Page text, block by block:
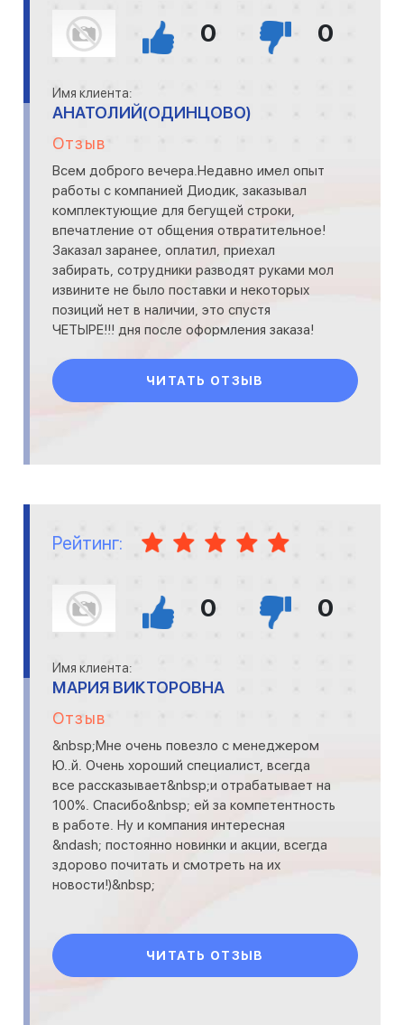
0 0
Имя клиента:
АНАТОЛИЙ(ОДИНЦОВО)
Отзыв
Всем доброго вечера.Недавно имел опыт
работы с компанией Диодик, заказывал
комплектующие для бегущей строки,
впечатление от общения отвратительное!
Заказал заранее, оплатил, приехал
забирать, сотрудники разводят руками мол
извините не было поставки и некоторых
позиций нет в наличии, это спустя
ЧЕТЫРЕ!!! дня после оформления заказа!
ЧИТАТЬ ОТЗЫВ
Рейтинг:
0 0
Имя клиента:
МАРИЯ ВИКТОРОВНА
Отзыв
&nbsp;Мне очень повезло с менеджером
Ю..й. Очень хороший специалист, всегда
все рассказывает&nbsp;и отрабатывает на
100%. Спасибо&nbsp; ей за компетентность
в работе. Ну и компания интересная
&ndash; постоянно новинки и акции, всегда
здорово почитать и смотреть на их
новости!)&nbsp;
ЧИТАТЬ ОТЗЫВ